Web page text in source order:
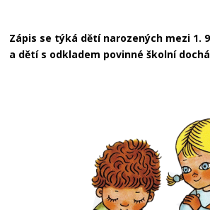
Zápis se týká dětí narozených mezi 1.
a dětí s odkladem povinné školní